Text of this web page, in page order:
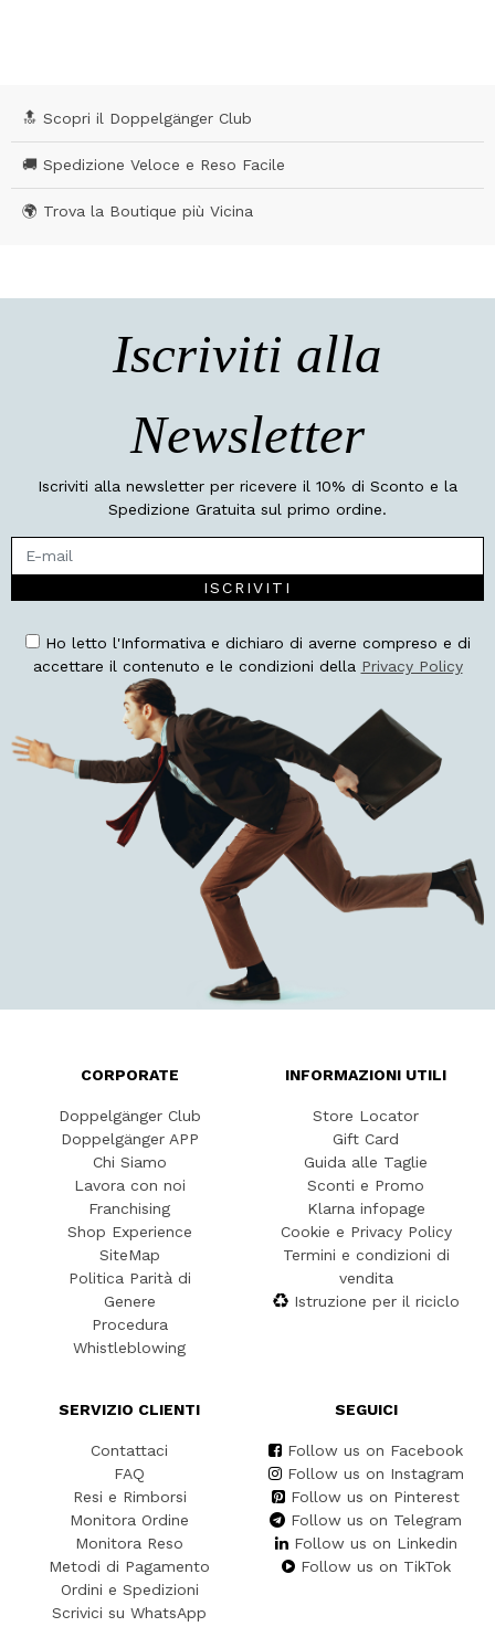
🔝 Scopri il Doppelgänger Club
🚚 Spedizione Veloce e Reso Facile
🌍 Trova la Boutique più Vicina
Iscriviti alla
Newsletter
Iscriviti alla newsletter per ricevere il 10% di Sconto e la
Spedizione Gratuita sul primo ordine.
ISCRIVITI
Ho letto l'Informativa e dichiaro di averne compreso e di
accettare il contenuto e le condizioni della Privacy Policy
CORPORATE
Doppelgänger Club
Doppelgänger APP
Chi Siamo
Lavora con noi
Franchising
Shop Experience
SiteMap
Politica Parità di
Genere
Procedura
Whistleblowing
INFORMAZIONI UTILI
Store Locator
Gift Card
Guida alle Taglie
Sconti e Promo
Klarna infopage
Cookie e Privacy Policy
Termini e condizioni di
vendita
Istruzione per il riciclo
SERVIZIO CLIENTI
Contattaci
FAQ
Resi e Rimborsi
Monitora Ordine
Monitora Reso
Metodi di Pagamento
Ordini e Spedizioni
Scrivici su WhatsApp
SEGUICI
Follow us on Facebook
Follow us on Instagram
Follow us on Pinterest
Follow us on Telegram
Follow us on Linkedin
Follow us on TikTok